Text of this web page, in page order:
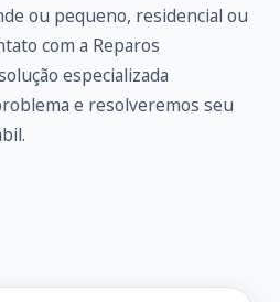
ou pequeno, residencial ou
com a Reparos
especializada
e resolveremos seu